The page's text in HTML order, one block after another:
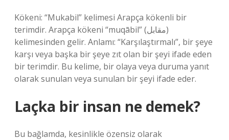
Kökeni: “Mukabil” kelimesi Arapça kökenli bir
terimdir. Arapça kökeni “muqābil” (مقابل)
kelimesinden gelir. Anlamı: “Karşılaştırmalı”, bir şeye
karşı veya başka bir şeye zıt olan bir şeyi ifade eden
bir terimdir. Bu kelime, bir olaya veya duruma yanıt
olarak sunulan veya sunulan bir şeyi ifade eder.
Laçka bir insan ne demek?
Bu bağlamda, kesinlikle özensiz olarak